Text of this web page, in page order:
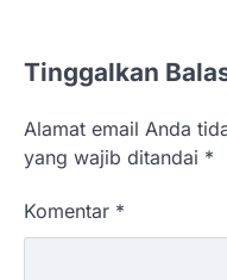
Tinggalkan
Alamat email Anda
yang wajib ditandai *
Komentar *